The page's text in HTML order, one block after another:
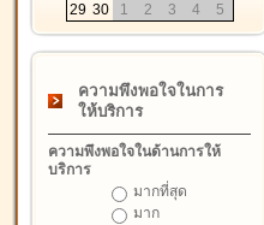
29 30 1 2 3 4 5
ความพึงพอใจในการ
ให้บริการ
ความพึงพอใจในด้านการให้
บริการ
มากที่สุด
มาก